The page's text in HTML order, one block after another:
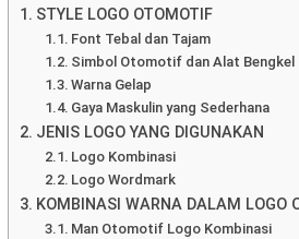
STYLE LOGO OTOMOTIF
Font Tebal dan Tajam
Simbol Otomotif dan Alat Bengkel
Warna Gelap
Gaya Maskulin yang Sederhana
JENIS LOGO YANG DIGUNAKAN
Logo Kombinasi
Logo Wordmark
KOMBINASI WARNA DALAM LOGO
Man Otomotif Logo Kombinasi